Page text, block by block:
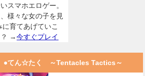
スマホエロゲー。
様々な女の子を見
育てあげていこ
？ →今すぐプレイ
●てん☆たく ～Tentacles Tactics～